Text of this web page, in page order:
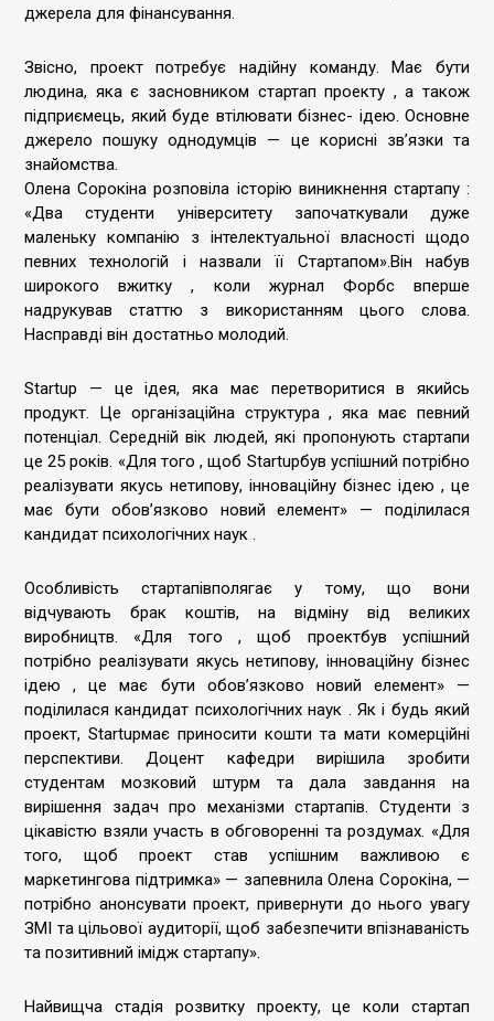
джерела для фінансування.
Звісно, проект потребує надійну команду. Має бути
людина, яка є засновником стартап проекту , а також
підприємець, який буде втілювати бізнес- ідею. Основне
джерело пошуку однодумців — це корисні зв’язки та
знайомства.
Олена Сорокіна розповіла історію виникнення стартапу :
«Два студенти університету започаткували дуже
маленьку компанію з інтелектуальної власності щодо
певних технологій і назвали її Стартапом».Він набув
широкого вжитку , коли журнал Форбс вперше
надрукував статтю з використанням цього слова.
Насправді він достатньо молодий.
Startup — це ідея, яка має перетворитися в якийсь
продукт. Це організаційна структура , яка має певний
потенціал. Середній вік людей, які пропонують стартапи
це 25 років. «Для того , щоб Startupбув успішний потрібно
реалізувати якусь нетипову, інноваційну бізнес ідею , це
має бути обов’язково новий елемент» — поділилася
кандидат психологічних наук .
Особливість стартапівполягає у тому, що вони
відчувають брак коштів, на відміну від великих
виробництв. «Для того , щоб проектбув успішний
потрібно реалізувати якусь нетипову, інноваційну бізнес
ідею , це має бути обов’язково новий елемент» —
поділилася кандидат психологічних наук . Як і будь який
проект, Startupмає приносити кошти та мати комерційні
перспективи. Доцент кафедри вирішила зробити
студентам мозковий штурм та дала завдання на
вирішення задач про механізми стартапів. Студенти з
цікавістю взяли участь в обговоренні та роздумах. «Для
того, щоб проект став успішним важливою є
маркетингова підтримка» — запевнила Олена Сорокіна, —
потрібно анонсувати проект, привернути до нього увагу
ЗМІ та цільової аудиторії, щоб забезпечити впізнаваність
та позитивний імідж стартапу».
Найвищча стадія розвитку проекту, це коли стартап